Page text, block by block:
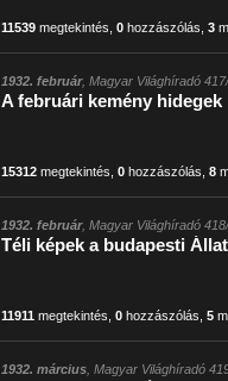
11539megtekintés 0hozzászólás 3
1932. február, Magyar Világhíradó
A februári kemény
15312megtekintés 0hozzászólás 8
1932. február, Magyar Világhíradó
Téli képek a budapesti
11911 megtekintés 0hozzászólás 5
1932. március, Magyar Világhíradó